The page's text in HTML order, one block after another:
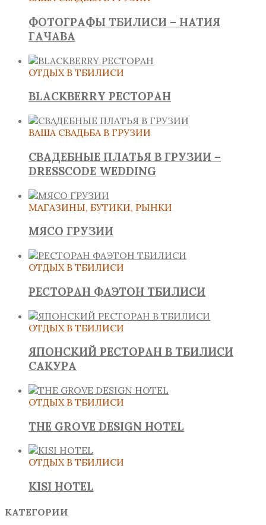
ФОТОГРАФЫ ТБИЛИСИ – НАТИЯ
ГАЧАВА
ОТДЫХ В ТБИЛИСИ
BLACKBERRY РЕСТОРАН
ВАША СВАДЬБА В ГРУЗИИ
СВАДЕБНЫЕ ПЛАТЬЯ В ГРУЗИИ –
DRESSCODE WEDDING
МАГАЗИНЫ, БУТИКИ, РЫНКИ
МЯСО ГРУЗИИ
ОТДЫХ В ТБИЛИСИ
РЕСТОРАН ФАЭТОН ТБИЛИСИ
ОТДЫХ В ТБИЛИСИ
ЯПОНСКИЙ РЕСТОРАН В ТБИЛИСИ
САКУРА
ОТДЫХ В ТБИЛИСИ
THE GROVE DESIGN HOTEL
ОТДЫХ В ТБИЛИСИ
KISI HOTEL
КАТЕГОРИИ